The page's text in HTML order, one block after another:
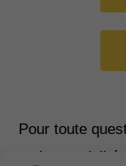
Pour toute
ou les